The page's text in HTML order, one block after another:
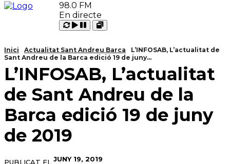
98.0 FM
En directe
Carregant
Reproduir
Pausar
Open
Inici Actualitat Sant Andreu Barca
L’INFOSAB, L’actualitat de
Sant Andreu de la Barca edició 19 de juny...
L’INFOSAB, L’actualitat
de Sant Andreu de la
Barca edició 19 de juny
de 2019
PUBLICAT EL JUNY 19, 2019